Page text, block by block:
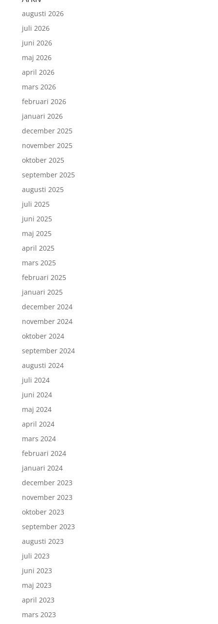
augusti 2026
juli 2026
juni 2026
maj 2026
april 2026
mars 2026
februari 2026
januari 2026
december 2025
november 2025
oktober 2025
september 2025
augusti 2025
juli 2025
juni 2025
maj 2025
april 2025
mars 2025
februari 2025
januari 2025
december 2024
november 2024
oktober 2024
september 2024
augusti 2024
juli 2024
juni 2024
maj 2024
april 2024
mars 2024
februari 2024
januari 2024
december 2023
november 2023
oktober 2023
september 2023
augusti 2023
juli 2023
juni 2023
maj 2023
april 2023
mars 2023